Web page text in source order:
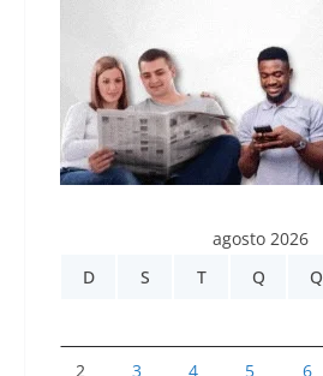
agosto 2026
D
S T Q Q
2 3 4 5 6